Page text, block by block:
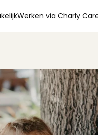
Werken via Charly